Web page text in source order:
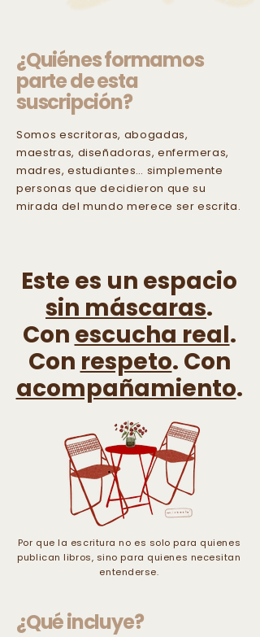
¿Quiénes formamos
parte de esta
suscripción?
Somos escritoras, abogadas,
maestras, diseñadoras, enfermeras,
madres, estudiantes… simplemente
personas que decidieron que su
mirada del mundo merece ser escrita.
Este es un espacio
sin máscaras.
Con escucha real.
Con respeto. Con
acompañamiento.
Por que la escritura no es solo para quienes
publican libros, sino para quienes necesitan
entenderse.
¿Qué incluye?